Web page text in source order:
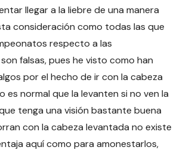
llegar a la liebre de una manera
consideración como todas las que
respecto a las
falsas, pues he visto como han
por el hecho de ir con la cabeza
es normal que la levanten si no ven la
tenga una visión bastante buena
con la cabeza levantada no existe
aquí como para amonestarlos,